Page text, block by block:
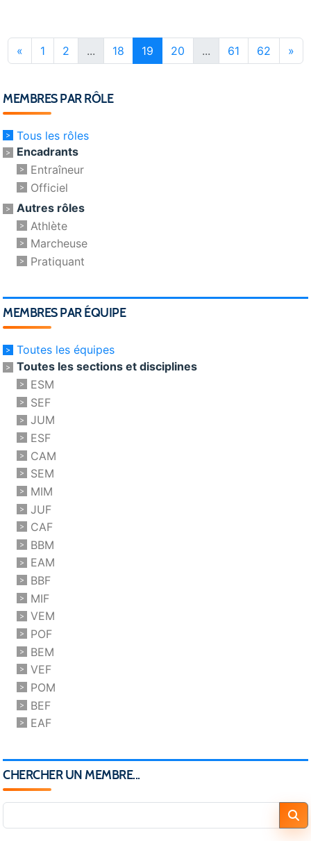
« 1 2 ... 18 19 20 ... 61 62 »
MEMBRES PAR RÔLE
Tous les rôles
Encadrants
Entraîneur
Officiel
Autres rôles
Athlète
Marcheuse
Pratiquant
MEMBRES PAR ÉQUIPE
Toutes les équipes
Toutes les sections et disciplines
ESM
SEF
JUM
ESF
CAM
SEM
MIM
JUF
CAF
BBM
EAM
BBF
MIF
VEM
POF
BEM
VEF
POM
BEF
EAF
CHERCHER UN MEMBRE...